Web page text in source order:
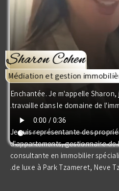
Sharon Cohen
Médiation et gestion
Enchantée. Je m'appelle Sharon,
travaille dans le domaine de
Je suis représentante des
d'appartements, gestionnaire de
consultante en immobilier
de luxe à Park Tzameret, Neve